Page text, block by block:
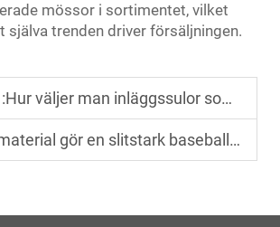
mössor i sortimentet, vilket
själva trenden driver försäljningen.
Hur väljer man inläggssulor som förbättrar skommuntran?
gör en slitstark baseballkeps?